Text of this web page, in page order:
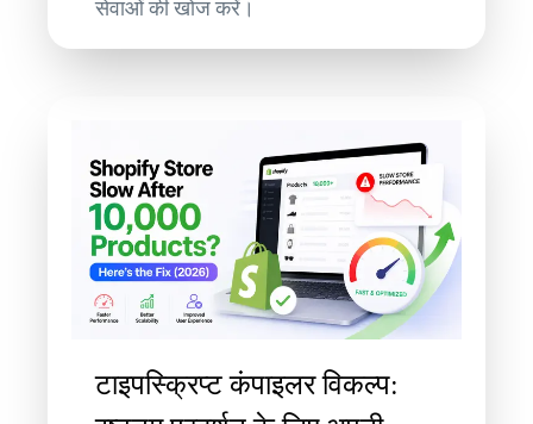
सेवाओं की खोज करें।
टाइपस्क्रिप्ट कंपाइलर विकल्प: